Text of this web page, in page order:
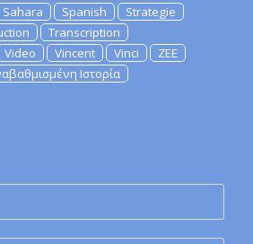
Sahara Spanish
Strategie
Transcription
Video Vincent Vinci
ZEE
Ιστορία